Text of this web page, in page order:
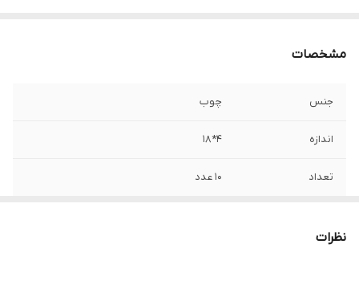
مشخصات
جنس چوب
اندازه ۴*۱۸
تعداد ۱۰ عدد
نظرات